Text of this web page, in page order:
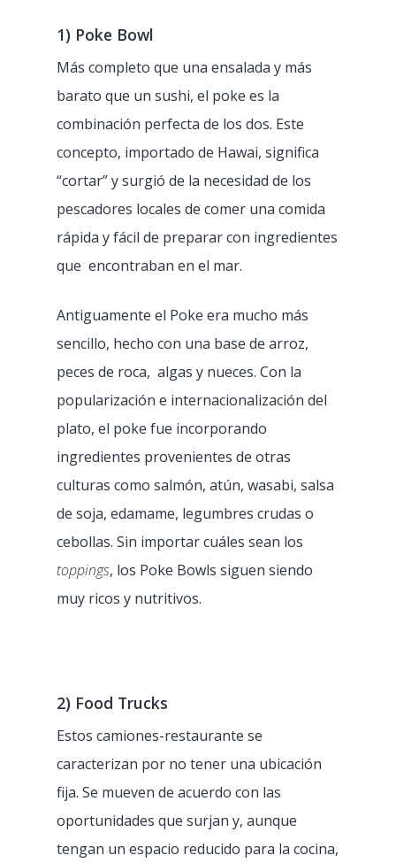
1) Poke Bowl
Más completo que una ensalada y más
barato que un sushi, el poke es la
combinación perfecta de los dos. Este
concepto, importado de Hawai, significa
“cortar” y surgió de la necesidad de los
pescadores locales de comer una comida
rápida y fácil de preparar con ingredientes
que encontraban en el mar.
Antiguamente el Poke era mucho más
sencillo, hecho con una base de arroz,
peces de roca, algas y nueces. Con la
popularización e internacionalización del
plato, el poke fue incorporando
ingredientes provenientes de otras
culturas como salmón, atún, wasabi, salsa
de soja, edamame, legumbres crudas o
cebollas. Sin importar cuáles sean los
toppings, los Poke Bowls siguen siendo
muy ricos y nutritivos.
2) Food Trucks
Estos camiones-restaurante se
caracterizan por no tener una ubicación
fija. Se mueven de acuerdo con las
oportunidades que surjan y, aunque
tengan un espacio reducido para la cocina,